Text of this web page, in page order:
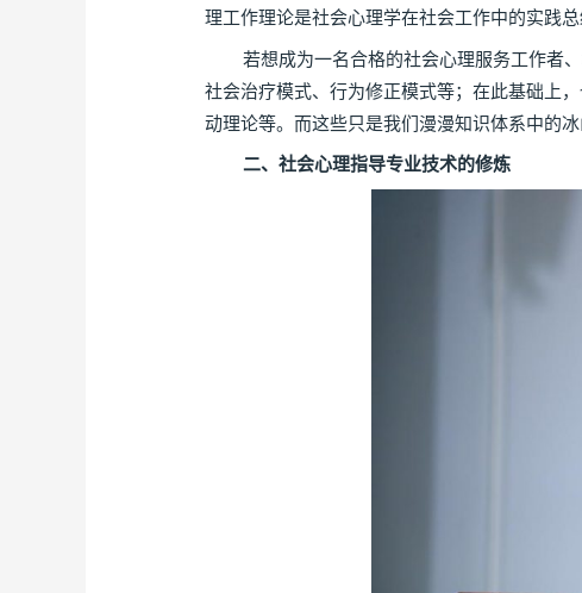
理工作理论是社会心理学在社会工作中的实践
若想成为一名合格的社会心理服务工作者、
社会治疗模式、行为修正模式等；在此基础上
动理论等。而这些只是我们漫漫知识体系中的冰
二、社会心理指导专业技术的修炼